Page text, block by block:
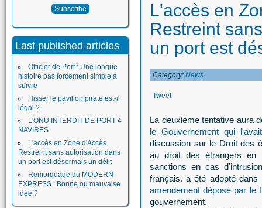
Last published articles
Officier de Port : Une longue
histoire pas forcement simple à
suivre
Hisser le pavillon pirate est-il
légal ?
L'ONU INTERDIT DE PORT 4
NAVIRES
L'accès en Zone d'Accès
Restreint sans autorisation dans
un port est désormais un délit
Remorquage du MODERN
EXPRESS : Bonne ou mauvaise
idée ?
L'accès en
Restreint
un port est
Category: News
Tweet
La deuxième tentative aura
le Gouvernement qui
discussion sur le Droit des
au droit des étrangers en
sanctions en cas
français. a été adopté
amendement déposé par le
gouvernement.